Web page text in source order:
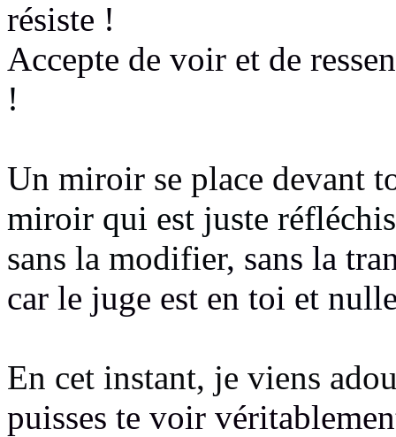
résiste !
Accepte de voir et de
!
Un miroir se place devant
miroir qui est juste
sans la modifier, sans la
car le juge est en toi et
En cet instant, je viens
puisses te voir